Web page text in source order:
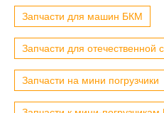
Запчасти для машин БКМ
Запчасти для отечественной
Запчасти на мини погрузчики